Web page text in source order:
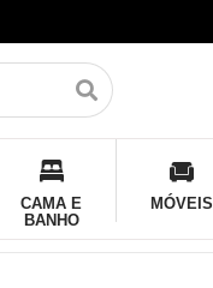
CAMA E
BANHO
MÓVEIS